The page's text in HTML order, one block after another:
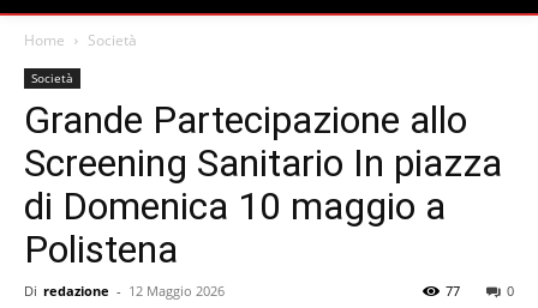
Home Società
Società
Grande Partecipazione allo
Screening Sanitario In piazza
di Domenica 10 maggio a
Polistena
Di redazione - 12 Maggio 2026 0
77